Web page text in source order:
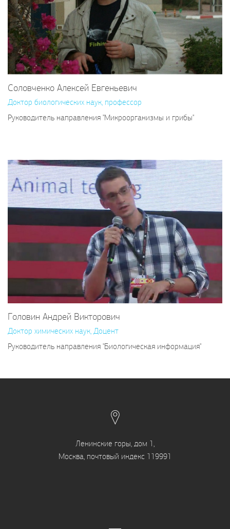
Соловченко Алексей Евгеньевич
Доктор биологических наук, профессор
Руководитель направления "Микроорганизмы и грибы"
Головин Андрей Викторович
Доктор химических наук, Доцент
Руководитель направления "Биологическая информация"
Ленинские горы, дом 1,
Москва, почтовый индекс 119991